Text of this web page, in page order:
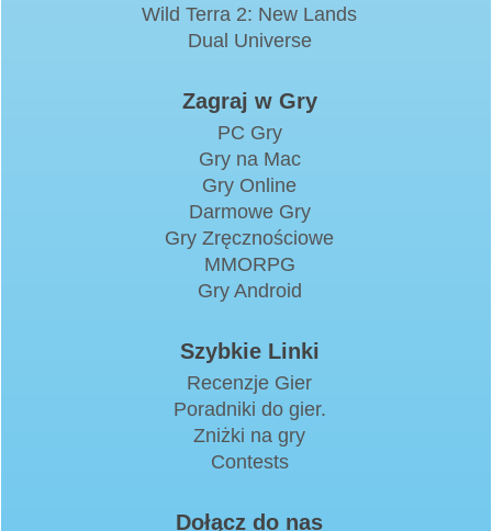
Wild Terra 2: New Lands
Dual Universe
Zagraj w Gry
PC Gry
Gry na Mac
Gry Online
Darmowe Gry
Gry Zręcznościowe
MMORPG
Gry Android
Szybkie Linki
Recenzje Gier
Poradniki do gier.
Zniżki na gry
Contests
Dołącz do nas